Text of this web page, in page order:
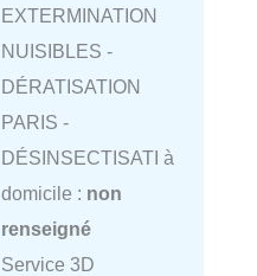
EXTERMINATION
NUISIBLES -
DÉRATISATION
PARIS -
DÉSINSECTISATI à
domicile : non
renseigné
Service 3D